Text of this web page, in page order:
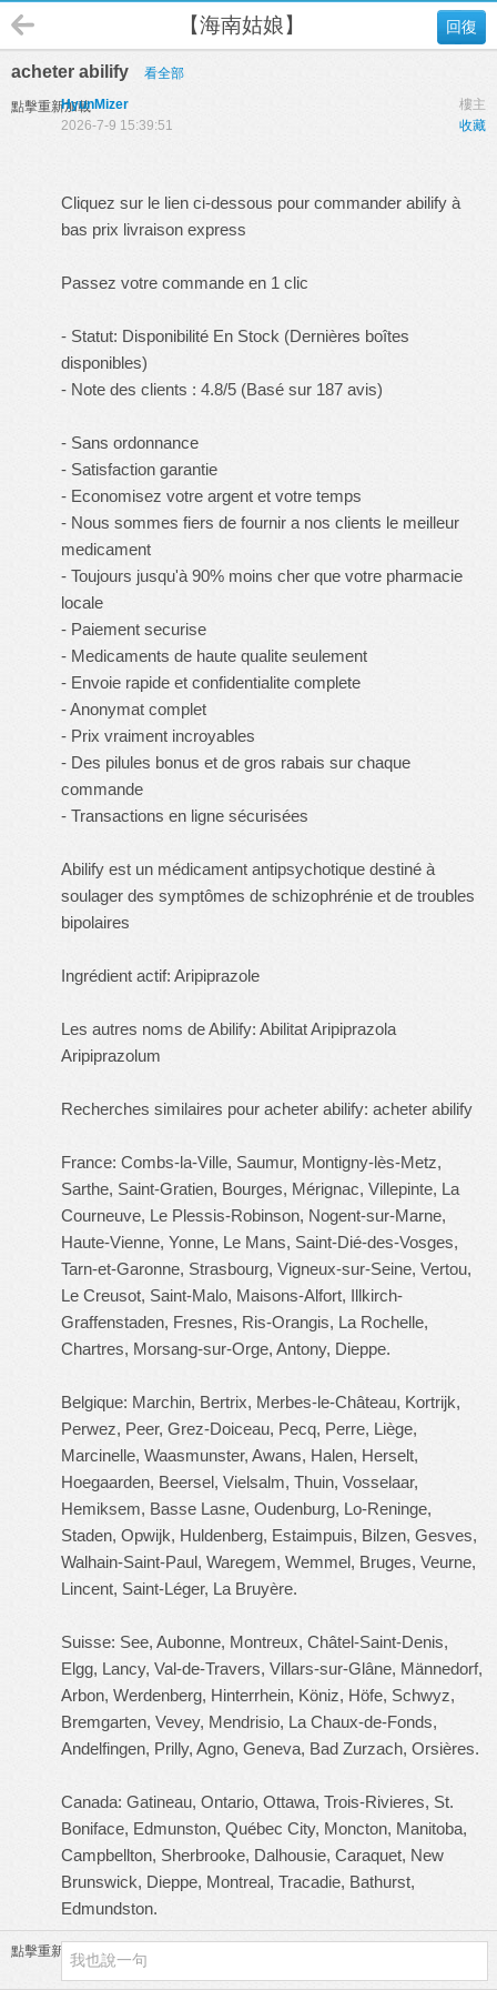
回復
【海南姑娘】
acheter abilify 看全部
點擊重新加載 樓主
HyunMizer
收藏
2026-7-9 15:39:51
Cliquez sur le lien ci-dessous pour commander abilify à
bas prix livraison express
Passez votre commande en 1 clic
- Statut: Disponibilité En Stock (Dernières boîtes
disponibles)
- Note des clients : 4.8/5 (Basé sur 187 avis)
- Sans ordonnance
- Satisfaction garantie
- Economisez votre argent et votre temps
- Nous sommes fiers de fournir a nos clients le meilleur
medicament
- Toujours jusqu'à 90% moins cher que votre pharmacie
locale
- Paiement securise
- Medicaments de haute qualite seulement
- Envoie rapide et confidentialite complete
- Anonymat complet
- Prix vraiment incroyables
- Des pilules bonus et de gros rabais sur chaque
commande
- Transactions en ligne sécurisées
Abilify est un médicament antipsychotique destiné à
soulager des symptômes de schizophrénie et de troubles
bipolaires
Ingrédient actif: Aripiprazole
Les autres noms de Abilify: Abilitat Aripiprazola
Aripiprazolum
Recherches similaires pour acheter abilify: acheter abilify
France: Combs-la-Ville, Saumur, Montigny-lès-Metz,
Sarthe, Saint-Gratien, Bourges, Mérignac, Villepinte, La
Courneuve, Le Plessis-Robinson, Nogent-sur-Marne,
Haute-Vienne, Yonne, Le Mans, Saint-Dié-des-Vosges,
Tarn-et-Garonne, Strasbourg, Vigneux-sur-Seine, Vertou,
Le Creusot, Saint-Malo, Maisons-Alfort, Illkirch-
Graffenstaden, Fresnes, Ris-Orangis, La Rochelle,
Chartres, Morsang-sur-Orge, Antony, Dieppe.
Belgique: Marchin, Bertrix, Merbes-le-Château, Kortrijk,
Perwez, Peer, Grez-Doiceau, Pecq, Perre, Liège,
Marcinelle, Waasmunster, Awans, Halen, Herselt,
Hoegaarden, Beersel, Vielsalm, Thuin, Vosselaar,
Hemiksem, Basse Lasne, Oudenburg, Lo-Reninge,
Staden, Opwijk, Huldenberg, Estaimpuis, Bilzen, Gesves,
Walhain-Saint-Paul, Waregem, Wemmel, Bruges, Veurne,
Lincent, Saint-Léger, La Bruyère.
Suisse: See, Aubonne, Montreux, Châtel-Saint-Denis,
Elgg, Lancy, Val-de-Travers, Villars-sur-Glâne, Männedorf,
Arbon, Werdenberg, Hinterrhein, Köniz, Höfe, Schwyz,
Bremgarten, Vevey, Mendrisio, La Chaux-de-Fonds,
Andelfingen, Prilly, Agno, Geneva, Bad Zurzach, Orsières.
Canada: Gatineau, Ontario, Ottawa, Trois-Rivieres, St.
Boniface, Edmunston, Québec City, Moncton, Manitoba,
Campbellton, Sherbrooke, Dalhousie, Caraquet, New
Brunswick, Dieppe, Montreal, Tracadie, Bathurst,
Edmundston.
點擊重新加載